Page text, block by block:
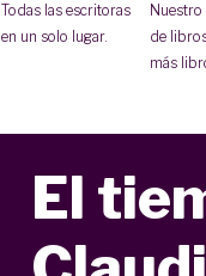
Todas las escritoras
en un solo lugar.
de
más
El